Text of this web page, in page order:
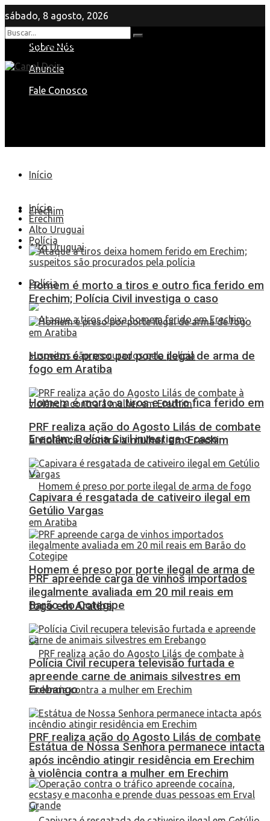
sábado, 8 agosto, 2026
Sobre Nós
Anuncie
Fale Conosco
Nenhum Resultado
View All Result
Início
Erechim
Alto Uruguai
Polícia
Homem é morto a tiros e outro fica ferido em
Erechim; Polícia Civil investiga o caso
Homem é preso por porte ilegal de arma de
fogo em Aratiba
PRF realiza ação do Agosto Lilás de combate
à violência contra a mulher em Erechim
Início
Erechim
Alto Uruguai
Polícia
Homem é morto a tiros e outro fica ferido em
Erechim; Polícia Civil investiga o caso
Homem é preso por porte ilegal de arma de
fogo em Aratiba
PRF realiza ação do Agosto Lilás de combate
à violência contra a mulher em Erechim
Capivara é resgatada de cativeiro ilegal em
Getúlio Vargas
PRF apreende carga de vinhos importados
ilegalmente avaliada em 20 mil reais em
Barão do Cotegipe
Polícia Civil recupera televisão furtada e
apreende carne de animais silvestres em
Erebango
Estátua de Nossa Senhora permanece intacta
após incêndio atingir residência em Erechim